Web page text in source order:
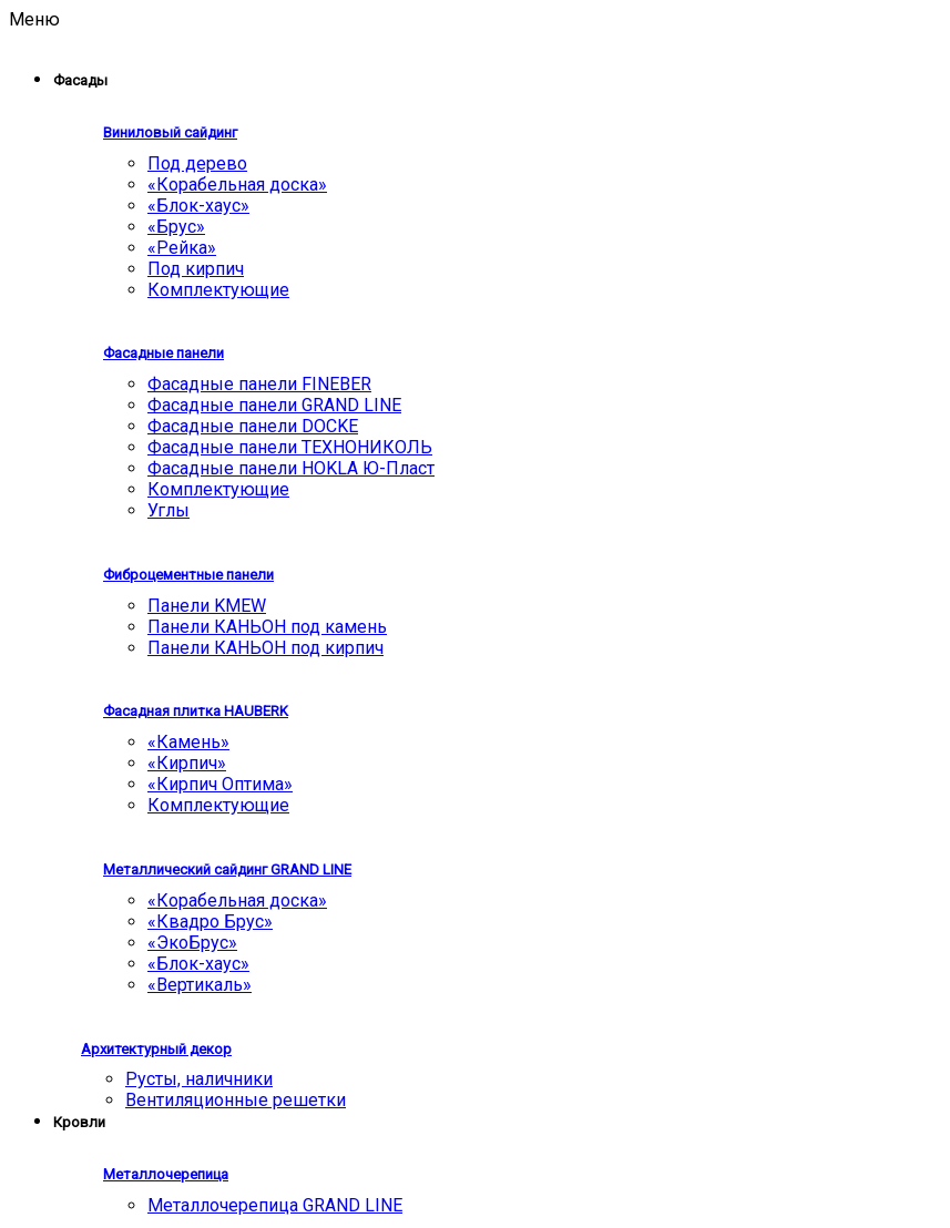
Меню
Фасады
Виниловый сайдинг
Под дерево
«Корабельная доска»
«Блок-хаус»
«Брус»
«Рейка»
Под кирпич
Комплектующие
Фасадные панели
Фасадные панели FINEBER
Фасадные панели GRAND LINE
Фасадные панели DOCKE
Фасадные панели ТЕХНОНИКОЛЬ
Фасадные панели HOKLA Ю-Пласт
Комплектующие
Углы
Фиброцементные панели
Панели KMEW
Панели КАНЬОН под камень
Панели КАНЬОН под кирпич
Фасадная плитка HAUBERK
«Камень»
«Кирпич»
«Кирпич Оптима»
Комплектующие
Металлический сайдинг GRAND LINE
«Корабельная доска»
«Квадро Брус»
«ЭкоБрус»
«Блок-хаус»
«Вертикаль»
Архитектурный декор
Русты, наличники
Вентиляционные решетки
Кровли
Металлочерепица
Металлочерепица GRAND LINE